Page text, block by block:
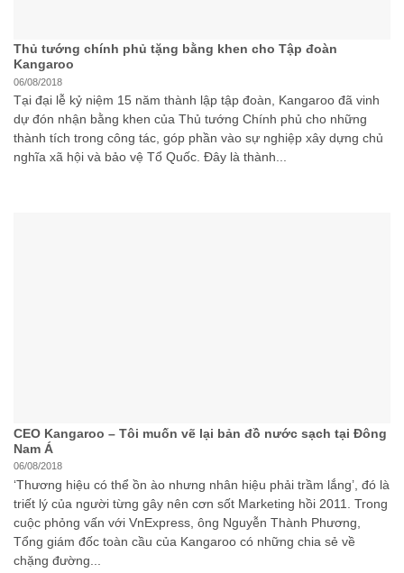
Thủ tướng chính phủ tặng bằng khen cho Tập đoàn
Kangaroo
06/08/2018
Tại đại lễ kỷ niệm 15 năm thành lập tập đoàn, Kangaroo đã vinh
dự đón nhận bằng khen của Thủ tướng Chính phủ cho những
thành tích trong công tác, góp phần vào sự nghiệp xây dựng chủ
nghĩa xã hội và bảo vệ Tổ Quốc. Đây là thành...
CEO Kangaroo – Tôi muốn vẽ lại bản đồ nước sạch tại Đông
Nam Á
06/08/2018
‘Thương hiệu có thể ồn ào nhưng nhân hiệu phải trầm lắng’, đó là
triết lý của người từng gây nên cơn sốt Marketing hồi 2011. Trong
cuộc phỏng vấn với VnExpress, ông Nguyễn Thành Phương,
Tổng giám đốc toàn cầu của Kangaroo có những chia sẻ về
chặng đường...